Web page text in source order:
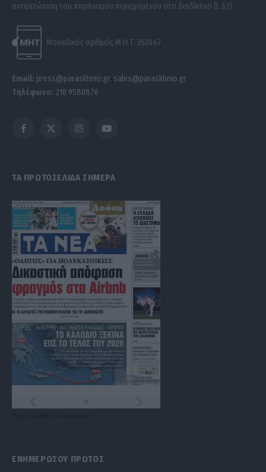
αντιμετώπιση του παράνομου περιεχομένου στο διαδίκτυο (L 63).
Μοναδικός αριθμός Μ.Η.Τ. 262047
Email: press@paraskhnio.gr, sales@paraskhnio.gr
Τηλέφωνο: 210 9580876
Facebook
X
InstagramYouTube
ΤΑ ΠΡΩΤΟΣΕΛΙΔΑ ΣΗΜΕΡΑ
ΕΝΗΜΕΡΩΣΟΥ ΠΡΩΤΟΣ